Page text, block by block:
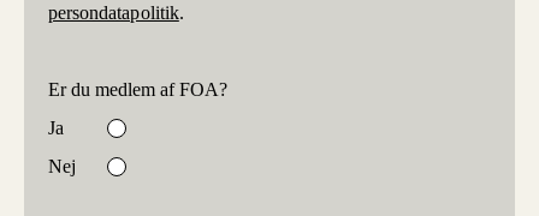
persondatapolitik.
Er du medlem af FOA?
Ja
Nej